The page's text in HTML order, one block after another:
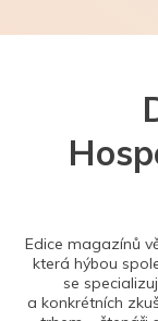
Edice magazínů
která hýbou
se
a konkrétních